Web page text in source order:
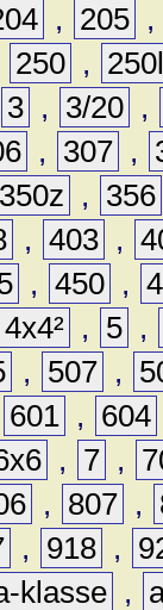
, 205 ,
250 ,
3 , 3/20 ,
, 307 ,
350z ,
356
, 403 ,
, 450 ,
4x4² , 5 ,
, 507 ,
601 , 604
, 7 ,
, 807 ,
, 918 ,
klasse ,